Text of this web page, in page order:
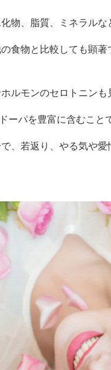
物、脂質、ミネラルな
食物と比較しても顕
ルモンのセロトニンも
ーパを豊富に含むこと
、若返り、やる気や愛